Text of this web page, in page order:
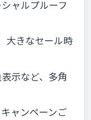
ャルプルーフ
大きなセール時
示など、多角
ャンペーンご